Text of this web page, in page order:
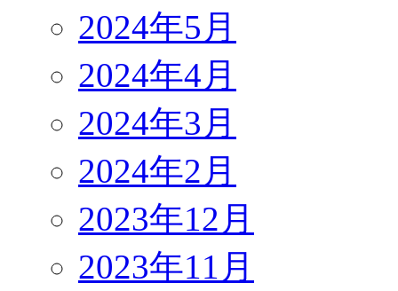
2024年5月
2024年4月
2024年3月
2024年2月
2023年12月
2023年11月